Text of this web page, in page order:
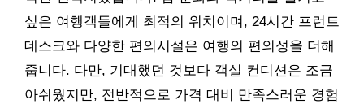
싶은 여행객들에게 최적의 위치이며, 24시간 프런트
데스크와 다양한 편의시설은 여행의 편의성을 더해
줍니다. 다만, 기대했던 것보다 객실 컨디션은 조금
아쉬웠지만, 전반적으로 가격 대비 만족스러운 경험